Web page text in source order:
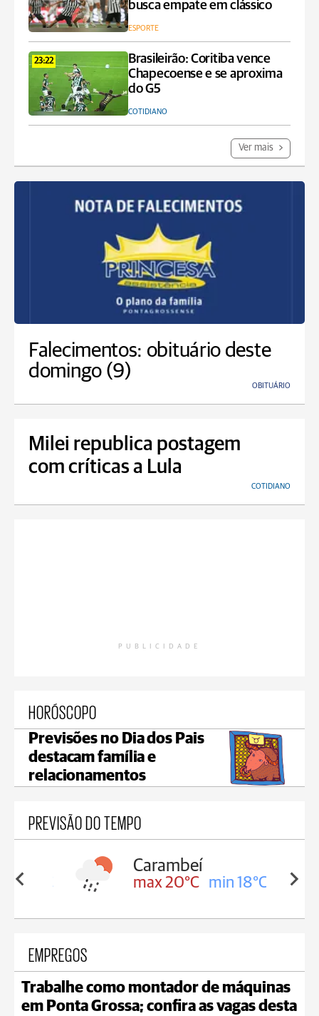
busca empate em clássico
ESPORTE
23:22
Brasileirão: Coritiba vence
Chapecoense e se aproxima
do G5
COTIDIANO
Ver mais
Falecimentos: obituário deste
domingo (9)
OBITUÁRIO
Milei republica postagem
com críticas a Lula
COTIDIANO
PUBLICIDADE
HORÓSCOPO
Previsões no Dia dos Pais
destacam família e
relacionamentos
PREVISÃO DO TEMPO
18°C
Carambeí
max 20°C min 18°C
EMPREGOS
Trabalhe como montador de máquinas
em Ponta Grossa; confira as vagas desta